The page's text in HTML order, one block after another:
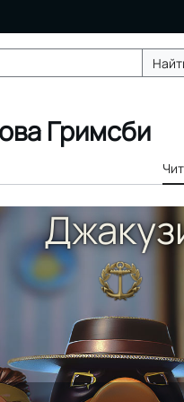
Гримсби